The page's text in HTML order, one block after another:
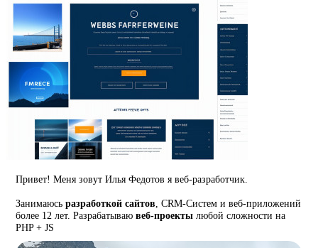
Привет! Меня зовут Илья Федотов я веб-разработчик.
Занимаюсьразработкой сайтов , CRM-Систем и веб-приложений
более 12 лет. Разрабатываювеб-проекты любой сложности на
PHP + JS